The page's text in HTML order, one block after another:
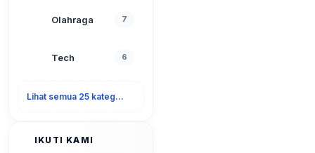
Olahraga 7
Tech 6
Lihat semua 25 kategori
IKUTI KAMI